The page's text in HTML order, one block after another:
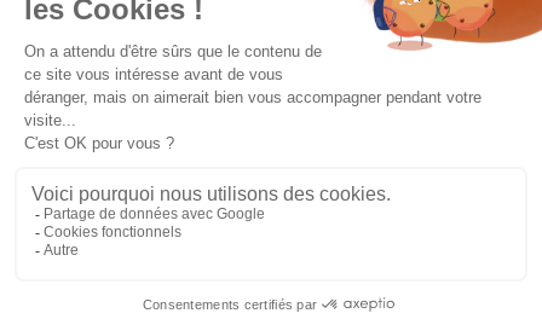
Constructeur de maisons à Digoin
Constructeur de maisons à Bellerive-sur-Allier
Constructeur de maisons à Cournon-d’Auvergne
Constructeur de maisons à Avermes
Constructeur de maisons à Paray-le-Monial
Constructeur de maisons à Moulins
Constructeur de maisons à Clermont-Ferrand
Constructeur de maisons à Vichy
Mentions légales·RGPD· RéalisationVitaweb - Solutions Web pour